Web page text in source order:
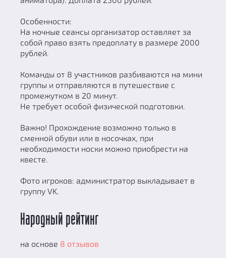
Особенности:
На ночные сеансы организатор оставляет за
собой право взять предоплату в размере 2000
рублей.
Команды от 8 участников разбиваются на мини
группы и отправляются в путешествие с
промежутком в 20 минут.
Не требует особой физической подготовки.
Важно! Прохождение возможно только в
сменной обуви или в носочках, при
необходимости носки можно приобрести на
квесте.
Фото игроков: администратор выкладывает в
группу VK.
Народный рейтинг
на основе 8 отзывов